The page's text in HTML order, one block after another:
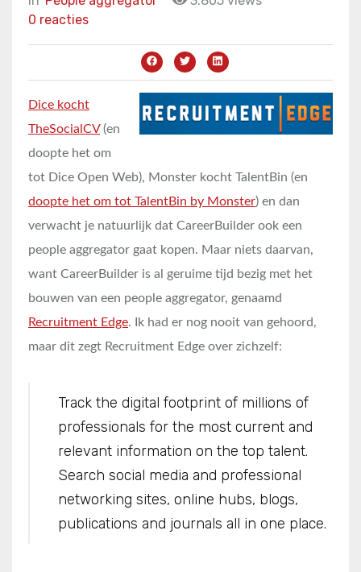
0 reacties
Dice kocht
TheSocialCV(en
doopte het om
tot Dice Open Web), Monster kocht TalentBin (en
doopte het om tot TalentBin by Monster) en dan
verwacht je natuurlijk dat CareerBuilder ook een
people aggregator gaat kopen. Maar niets daarvan,
want CareerBuilder is al geruime tijd bezig met het
bouwen van een people aggregator, genaamd
Recruitment Edge. Ik had er nog nooit van gehoord,
maar dit zegt Recruitment Edge over zichzelf:
Track the digital footprint of millions of
professionals for the most current and
relevant information on the top talent.
Search social media and professional
networking sites, online hubs, blogs,
publications and journals all in one place.